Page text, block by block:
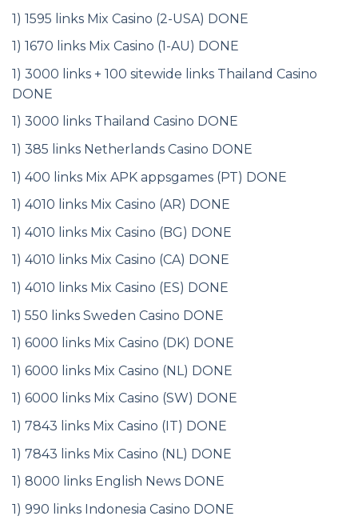
1) 1595 links Mix Casino (2-USA) DONE
1) 1670 links Mix Casino (1-AU) DONE
1) 3000 links + 100 sitewide links Thailand Casino
DONE
1) 3000 links Thailand Casino DONE
1) 385 links Netherlands Casino DONE
1) 400 links Mix APK appsgames (PT) DONE
1) 4010 links Mix Casino (AR) DONE
1) 4010 links Mix Casino (BG) DONE
1) 4010 links Mix Casino (CA) DONE
1) 4010 links Mix Casino (ES) DONE
1) 550 links Sweden Casino DONE
1) 6000 links Mix Casino (DK) DONE
1) 6000 links Mix Casino (NL) DONE
1) 6000 links Mix Casino (SW) DONE
1) 7843 links Mix Casino (IT) DONE
1) 7843 links Mix Casino (NL) DONE
1) 8000 links English News DONE
1) 990 links Indonesia Casino DONE